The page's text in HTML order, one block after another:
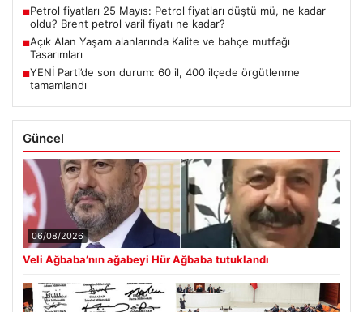
■Petrol fiyatları 25 Mayıs: Petrol fiyatları düştü mü, ne kadar
oldu? Brent petrol varil fiyatı ne kadar?
■Açık Alan Yaşam alanlarında Kalite ve bahçe mutfağı
Tasarımları
■YENİ Parti’de son durum: 60 il, 400 ilçede örgütlenme
tamamlandı
Güncel
06/08/2026
Veli Ağbaba’nın ağabeyi Hür Ağbaba tutuklandı